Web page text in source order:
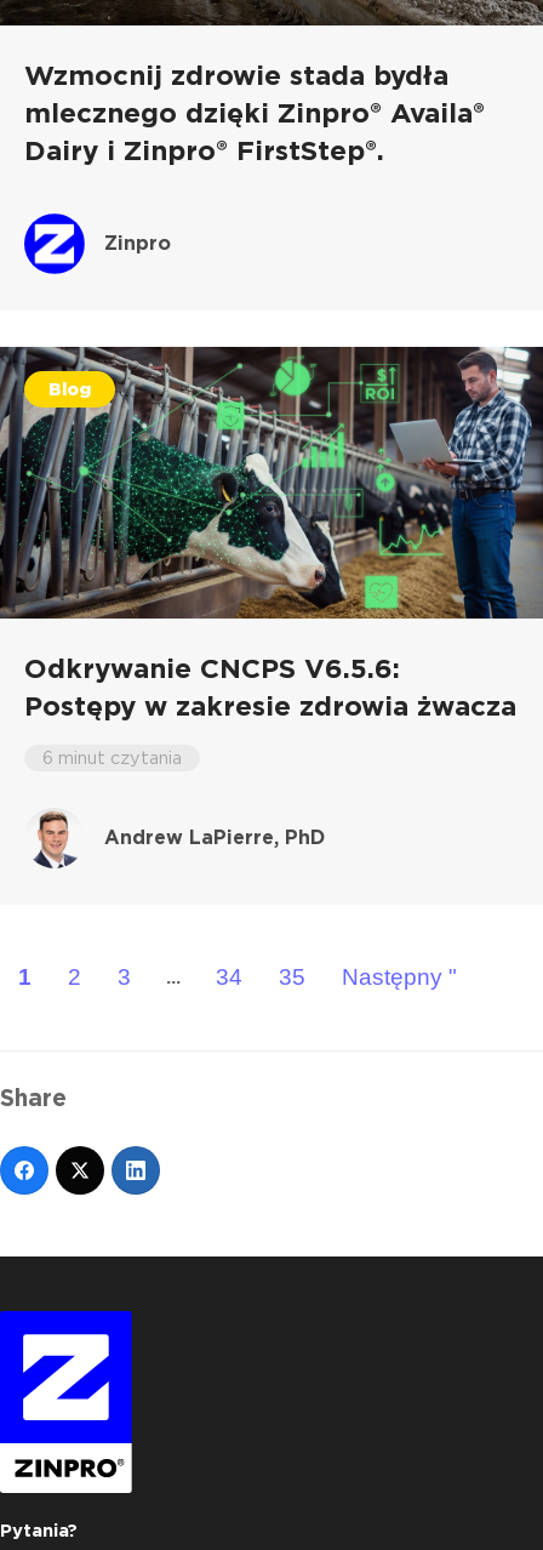
Wzmocnij zdrowie stada bydła
mlecznego dzięki Zinpro® Availa®
Dairy i Zinpro® FirstStep®.
Zinpro
Blog
Odkrywanie CNCPS V6.5.6:
Postępy w zakresie zdrowia żwacza
6 minut czytania
Andrew LaPierre, PhD
1 2 3 ... 34 35 Następny "
Share
Pytania?